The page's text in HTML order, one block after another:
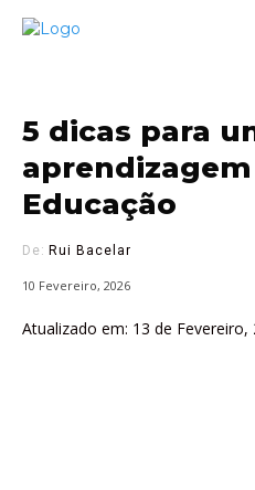
5 dicas para
aprendizagem
Educação
De: Rui Bacelar
10 Fevereiro, 2026
Atualizado em: 13 de Fevereiro,